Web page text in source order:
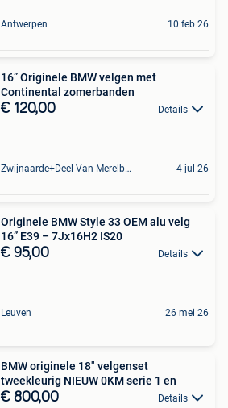
Antwerpen 10 feb 26
16” Originele BMW velgen met
Continental zomerbanden
€ 120,00 Details
Zwijnaarde+Deel Van Merelbeke 4 jul 26
Originele BMW Style 33 OEM alu velg
16” E39 – 7Jx16H2 IS20
€ 95,00 Details
Leuven 26 mei 26
BMW originele 18" velgenset
tweekleurig NIEUW 0KM serie 1 en
€ 800,00 Details